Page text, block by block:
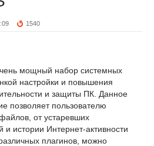
1540
мощный набор системных
настройки и повышения
и защиты ПК. Данное
позволяет пользователю
от устаревших
и истории Интернет-активности
плагинов, можно